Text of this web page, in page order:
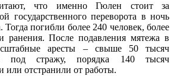
что именно Гюлен стоит за
государственного переворота в ночь
погибли более 240 человек, более
ранения. После подавления мятежа в
аресты – свыше 50 тысяч
под стражу, порядка 140 тысяч
или отстранили от работы.